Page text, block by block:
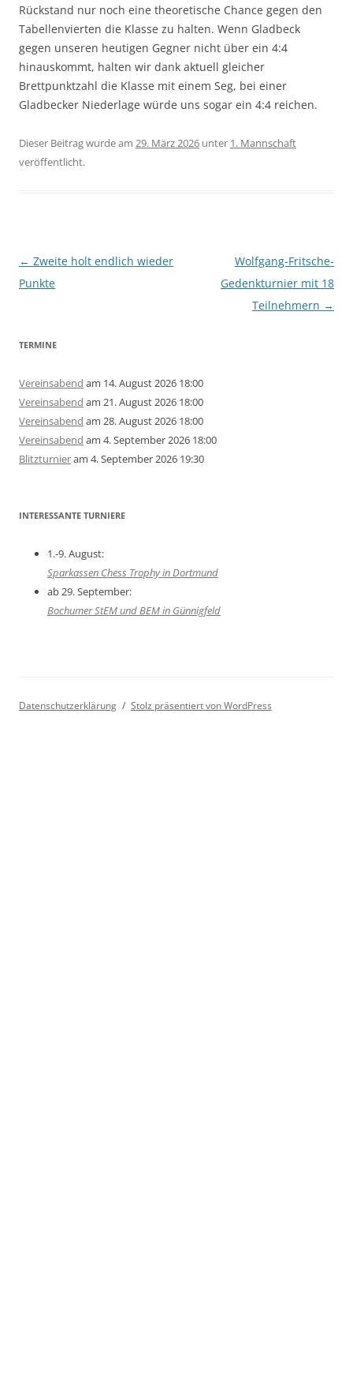
Rückstand nur noch eine theoretische Chance gegen den
Tabellenvierten die Klasse zu halten. Wenn Gladbeck
gegen unseren heutigen Gegner nicht über ein 4:4
hinauskommt, halten wir dank aktuell gleicher
Brettpunktzahl die Klasse mit einem Seg, bei einer
Gladbecker Niederlage würde uns sogar ein 4:4 reichen.
Dieser Beitrag wurde am 29. März 2026 unter 1. Mannschaft
veröffentlicht.
Beitragsnavigation
← Zweite holt endlich wieder
Punkte
Wolfgang-Fritsche-
Gedenkturnier mit 18
Teilnehmern →
TERMINE
Vereinsabend am 14. August 2026 18:00
Vereinsabend am 21. August 2026 18:00
Vereinsabend am 28. August 2026 18:00
Vereinsabend am 4. September 2026 18:00
Blitzturnieram 4. September 2026 19:30
INTERESSANTE TURNIERE
1.-9. August:
Sparkassen Chess Trophy in Dortmund
ab 29. September:
Bochumer StEM und BEM in Günnigfeld
Datenschutzerklärung Stolz präsentiert von WordPress